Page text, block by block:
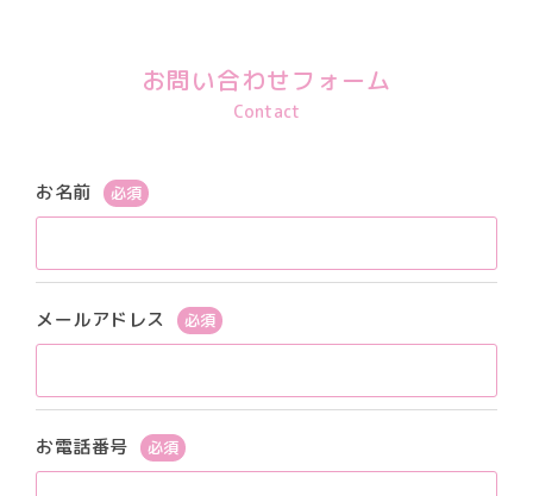
お問い合わせフォーム
Contact
お名前 必須
メールアドレス 必須
お電話番号 必須